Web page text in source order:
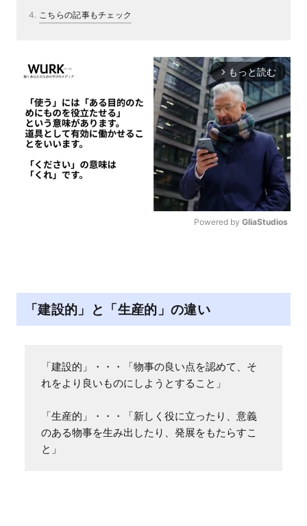
こちらの記事もチェック
arrow_forward_ios もっと読む
Powered by GliaStudios
「建設的」と「生産的」の違い
「建設的」・・・「物事の良い点を認めて、そ
れをより良いものにしようとすること」
「生産的」・・・「新しく役に立ったり、意義
のある物事を生み出したり、発展をもたらすこ
と」